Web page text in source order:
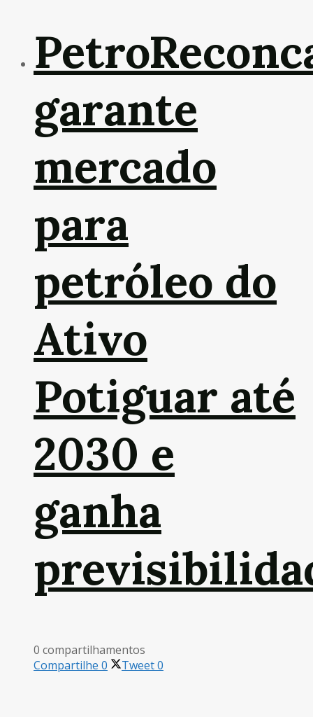
garante
mercado
para
petróleo do
Ativo
Potiguar até
2030 e
ganha
0 compartilhamentos
Compartilhe 0 Tweet0